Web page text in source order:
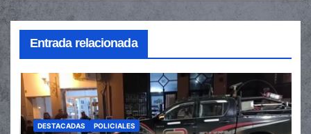
Entrada relacionada
DESTACADAS POLICIALES